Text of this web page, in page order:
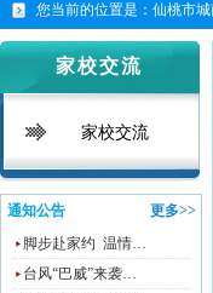
您当前的位置是： 仙桃市
家校交流
家校交流
通知公告
更多>>
脚步赴家约 温情…
台风“巴威”来袭…